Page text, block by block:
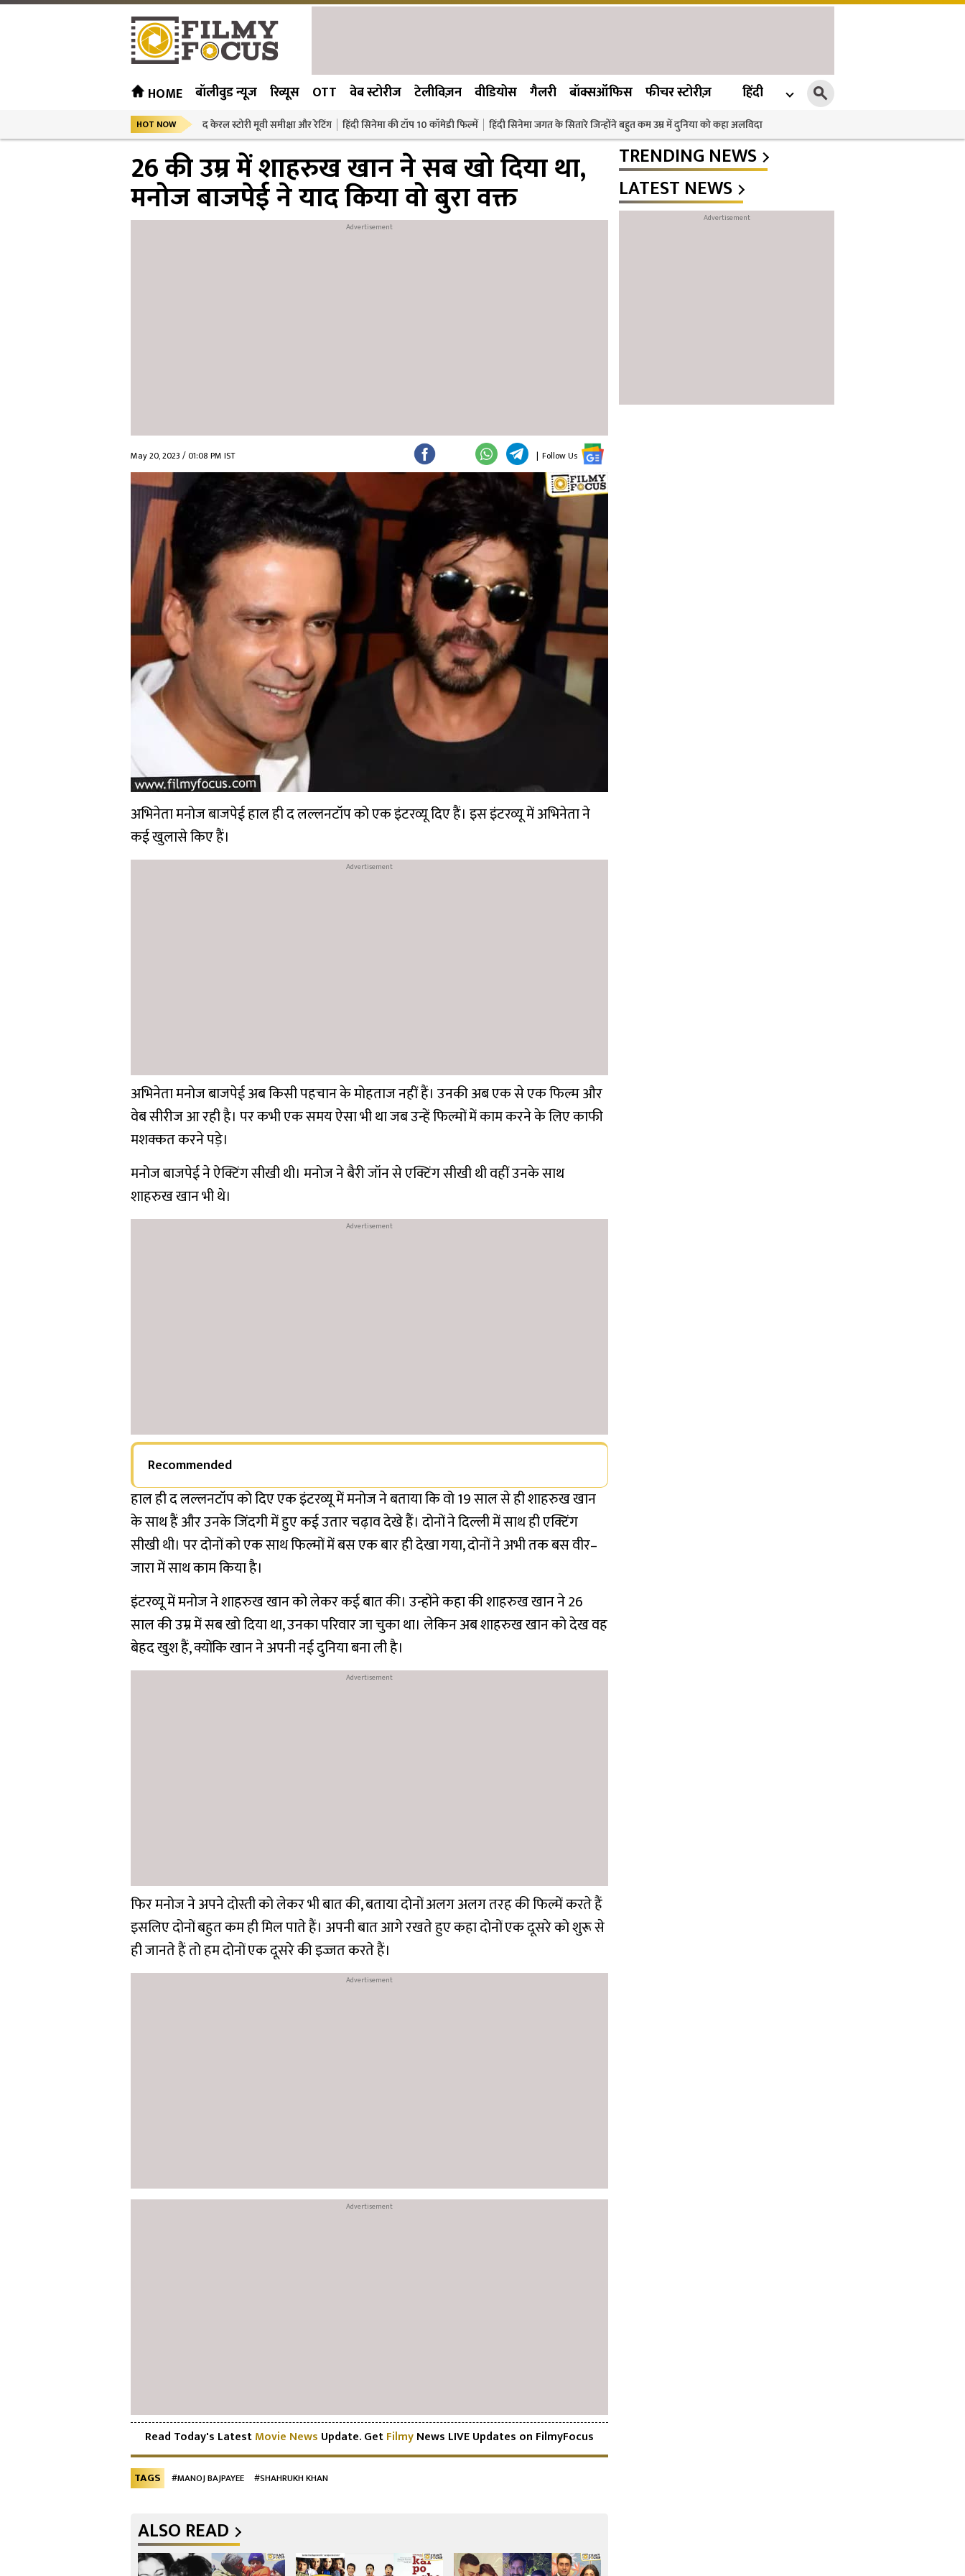
HOME बॉलीवुड न्यूज रिव्यूस OTT वेब स्टोरीज टेलीविज़न वीडियोस गैलरी बॉक्सऑफिस फीचर स्टोरीज़ हिंदी
HOT NOW द केरल स्टोरी मूवी समीक्षा और रेटिंग हिंदी सिनेमा की टॉप 10 कॉमेडी फिल्में हिंदी सिनेमा जगत के सितारे जिन्होंने बहुत कम उम्र में दुनिया को कहा अलविदा
26 की उम्र में शाहरुख खान ने सब खो दिया था,
मनोज बाजपेई ने याद किया वो बुरा वक्त
May 20, 2023 / 01:08 PM IST | Follow Us
अभिनेता मनोज बाजपेई हाल ही द लल्लनटॉप को एक इंटरव्यू दिए हैं। इस इंटरव्यू में अभिनेता ने
कई खुलासे किए हैं।
अभिनेता मनोज बाजपेई अब किसी पहचान के मोहताज नहीं हैं। उनकी अब एक से एक फिल्म और
वेब सीरीज आ रही है। पर कभी एक समय ऐसा भी था जब उन्हें फिल्मों में काम करने के लिए काफी
मशक्कत करने पड़े।
मनोज बाजपेई ने ऐक्टिंग सीखी थी। मनोज ने बैरी जॉन से एक्टिंग सीखी थी वहीं उनके साथ
शाहरुख खान भी थे।
Recommended
हाल ही द लल्लनटॉप को दिए एक इंटरव्यू में मनोज ने बताया कि वो 19 साल से ही शाहरुख खान
के साथ हैं और उनके जिंदगी में हुए कई उतार चढ़ाव देखे हैं। दोनों ने दिल्ली में साथ ही एक्टिंग
सीखी थी। पर दोनों को एक साथ फिल्मों में बस एक बार ही देखा गया, दोनों ने अभी तक बस वीर–
जारा में साथ काम किया है।
इंटरव्यू में मनोज ने शाहरुख खान को लेकर कई बात की। उन्होंने कहा की शाहरुख खान ने 26
साल की उम्र में सब खो दिया था, उनका परिवार जा चुका था। लेकिन अब शाहरुख खान को देख वह
बेहद खुश हैं, क्योंकि खान ने अपनी नई दुनिया बना ली है।
फिर मनोज ने अपने दोस्ती को लेकर भी बात की, बताया दोनों अलग अलग तरह की फिल्में करते हैं
इसलिए दोनों बहुत कम ही मिल पाते हैं। अपनी बात आगे रखते हुए कहा दोनों एक दूसरे को शुरू से
ही जानते हैं तो हम दोनों एक दूसरे की इज्जत करते हैं।
Read Today's LatestMovie News Update. GetFilmyNews LIVE Updates on FilmyFocus
TAGS #MANOJ BAJPAYEE #SHAHRUKH KHAN
ALSO READ
TRENDING NEWS
LATEST NEWS